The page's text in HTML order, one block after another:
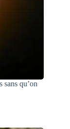
sans qu’on